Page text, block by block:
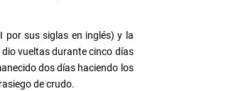
por sus siglas en inglés) y la
vueltas durante cinco días
dos días haciendo los
de crudo.